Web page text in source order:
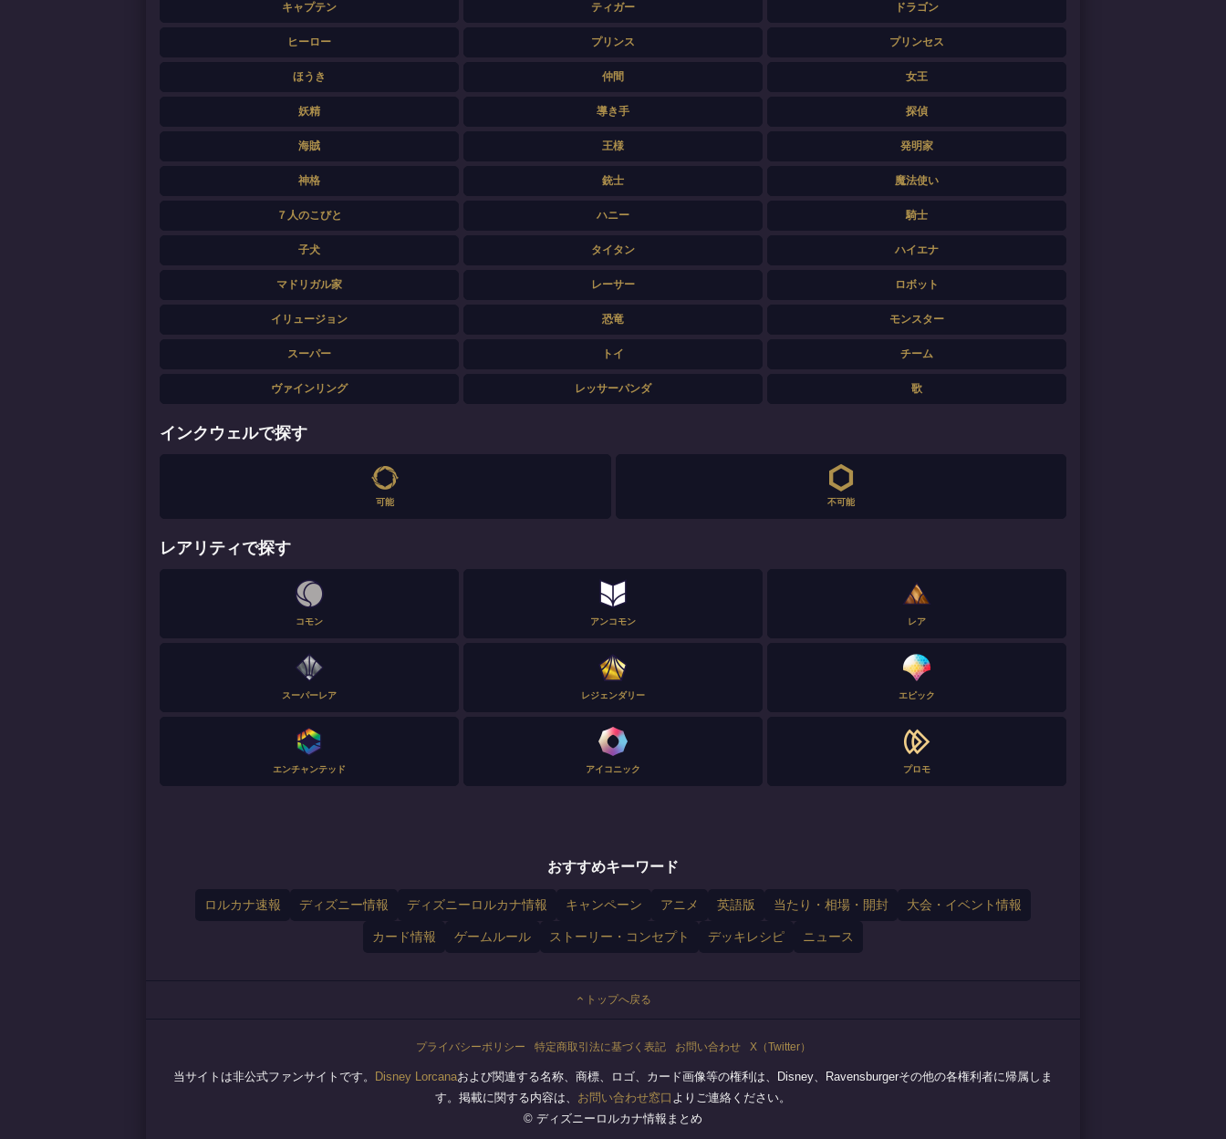
キャプテン ティガー ドラゴン
ヒーロー プリンス プリンセス
ほうき 仲間 女王
妖精 導き手 探偵
海賊 王様 発明家
神格 銃士 魔法使い
７人のこびと ハニー 騎士
子犬 タイタン ハイエナ
マドリガル家 レーサー ロボット
イリュージョン 恐竜 モンスター
スーパー トイ チーム
ヴァインリング レッサーパンダ 歌
インクウェルで探す
可能 不可能
レアリティで探す
コモン アンコモン レア
スーパーレア レジェンダリー エピック
エンチャンテッド アイコニック プロモ
おすすめキーワード
ロルカナ速報 ディズニー情報 ディズニーロルカナ情報 キャンペーン アニメ 英語版 当たり・相場・開封 大会・イベント情報
カード情報 ゲームルール ストーリー・コンセプト デッキレシピ ニュース
トップへ戻る
プライバシーポリシー 特定商取引法に基づく表記 お問い合わせ X（Twitter）
当サイトは非公式ファンサイトです。 Disney Lorcanaおよび関連する名称、商標、ロゴ、カード画像等の権利は、Disney、Ravensburgerその他の各権利者に帰属しま
す。掲載に関する内容は、 お問い合わせ窓口 よりご連絡ください。
© ディズニーロルカナ情報まとめ